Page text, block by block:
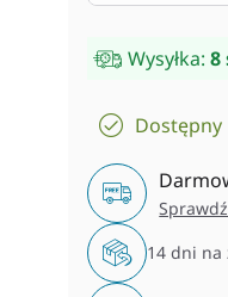
Wysyłka:8
Dostępny
14 dni na